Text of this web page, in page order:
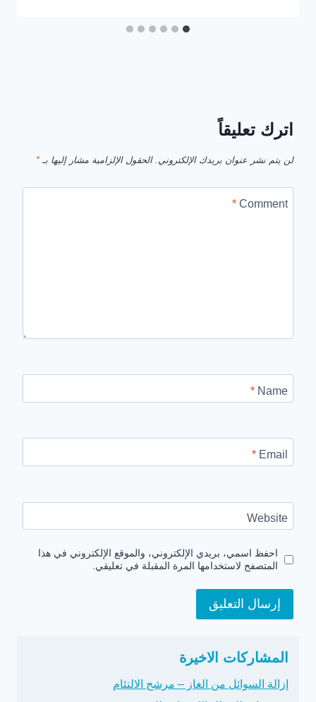
اترك تعليقاً
لن يتم نشر عنوان بريدك الإلكتروني. الحقول الإلزامية مشار إليها بـ*
Comment
*
Name
*
Email
*
Website
احفظ اسمي، بريدي الإلكتروني، والموقع الإلكتروني في هذا
المتصفح لاستخدامها المرة المقبلة في تعليقي.
المشاركات الاخيرة
إزالة السوائل من الغاز – مرشح الالتئام